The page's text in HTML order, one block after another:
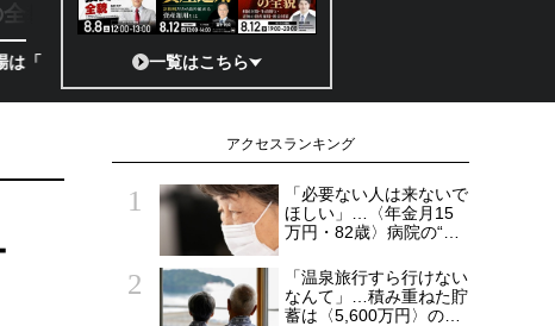
貌
」 日本の宇宙ベンチャーのココがスゴイ！／補助金から実需へ、知ら
一覧はこちら
アクセスランキング
「必要ない人は来ないで
ほしい」…〈年金月15
万円・82歳〉病院の“常
られた20代会社員の本
音。それでも通い続ける
理由
「温泉旅行すら行けない
なんて」…積み重ねた貯
蓄は〈5,600万円〉の68